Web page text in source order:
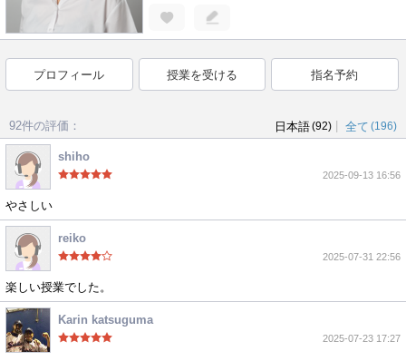
プロフィール 授業を受ける 指名予約
92件の評価： 日本語(92) 全て (196)
shiho
2025-09-13 16:56
やさしい
reiko
2025-07-31 22:56
楽しい授業でした。
Karin katsuguma
2025-07-23 17:27